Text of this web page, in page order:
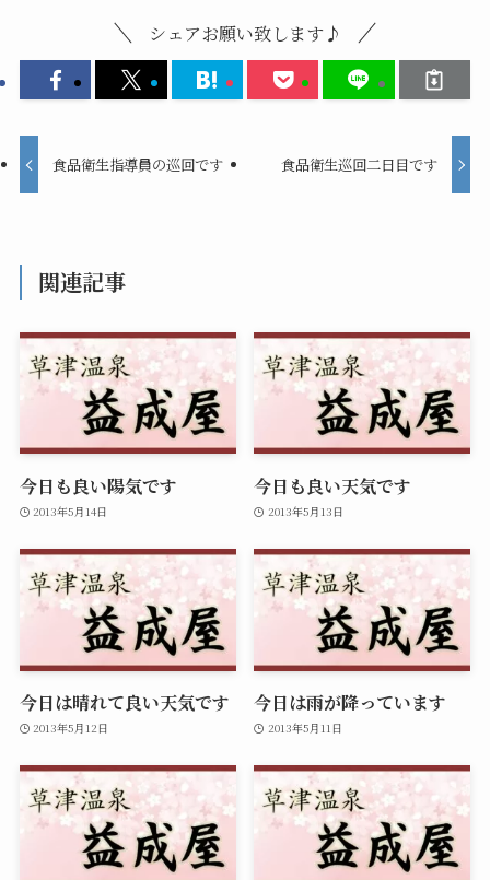
シェアお願い致します♪
食品衛生指導員の巡回です 食品衛生巡回二日目です
関連記事
今日も良い陽気です
2013年5月14日
今日も良い天気です
2013年5月13日
今日は晴れて良い天気です
2013年5月12日
今日は雨が降っています
2013年5月11日